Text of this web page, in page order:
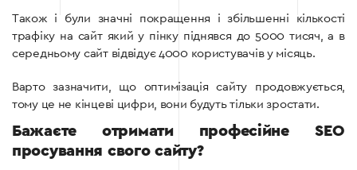
Також і були значні покращення і збільшенні кількості
трафіку на сайт який у пінку піднявся до 5000 тисяч, а в
середньому сайт відвідує 4000 користувачів у місяць.
Варто зазначити, що оптимізація сайту продовжується,
тому це не кінцеві цифри, вони будуть тільки зростати.
Бажаєте отримати професійне SEO
просування свого сайту?